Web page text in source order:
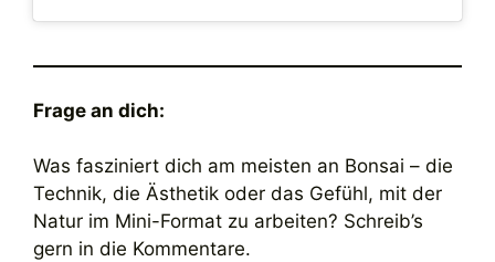
Frage an dich:
Was fasziniert dich am meisten an Bonsai – die
Technik, die Ästhetik oder das Gefühl, mit der
Natur im Mini-Format zu arbeiten? Schreib’s
gern in die Kommentare.